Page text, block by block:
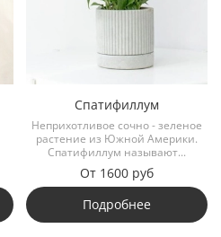
Спатифиллум
Неприхотливое сочно - зеленое
растение из Южной Америки.
Спатифиллум называют...
От 1600 руб
Подробнее